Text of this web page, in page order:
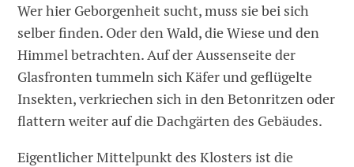
Wer hier Geborgenheit sucht, muss sie bei sich
selber finden. Oder den Wald, die Wiese und den
Himmel betrachten. Auf der Aussenseite der
Glasfronten tummeln sich Käfer und geflügelte
Insekten, verkriechen sich in den Betonritzen oder
flattern weiter auf die Dachgärten des Gebäudes.
Eigentlicher Mittelpunkt des Klosters ist die